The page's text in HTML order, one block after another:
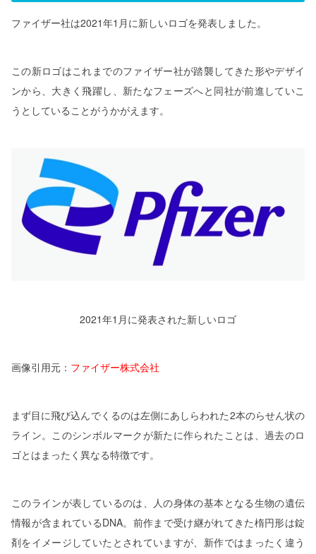
ファイザー社は2021年1月に新しいロゴを発表しました。
この新ロゴはこれまでのファイザー社が踏襲してきた形やデザイ
ンから、大きく飛躍し、新たなフェーズへと同社が前進していこ
うとしていることがうかがえます。
2021年1月に発表された新しいロゴ
画像引用元： ファイザー株式会社
まず目に飛び込んでくるのは左側にあしらわれた2本のらせん状の
ライン。このシンボルマークが新たに作られたことは、過去のロ
ゴとはまったく異なる特徴です。
このラインが表しているのは、人の身体の基本となる生物の遺伝
情報が含まれているDNA。前作まで受け継がれてきた楕円形は錠
剤をイメージしていたとされていますが、新作ではまったく違う